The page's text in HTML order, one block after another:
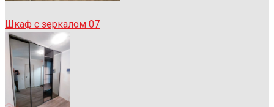
Шкаф с зеркалом 07